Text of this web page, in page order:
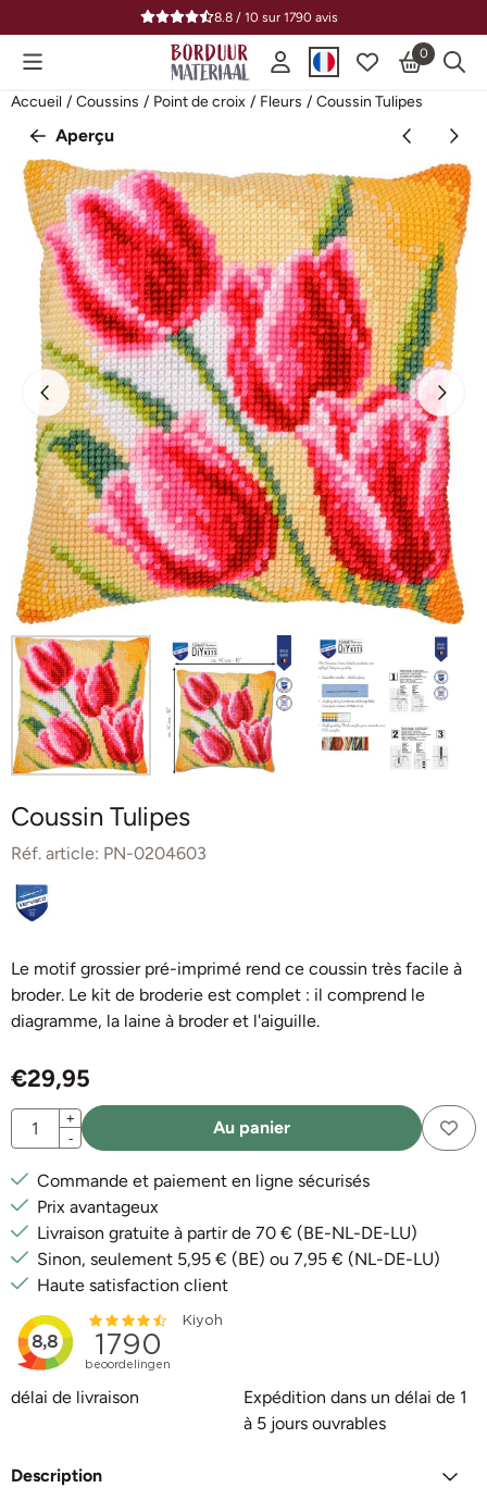
Préférences de cookies disponibles. Choisissez les
8.8 / 10sur 1790avis
0
Accueil / Coussins / Point de croix / Fleurs / Coussin Tulipes
Aperçu
Coussin Tulipes
Réf. article: PN-0204603
Le motif grossier pré-imprimé rend ce coussin très facile à
broder. Le kit de broderie est complet : il comprend le
diagramme, la laine à broder et l'aiguille.
€29,95
Quantité
+
-
Au panier
Commande et paiement en ligne sécurisés
Prix avantageux
Livraison gratuite à partir de 70 € (BE-NL-DE-LU)
Sinon, seulement 5,95 € (BE) ou 7,95 € (NL-DE-LU)
Haute satisfaction client
délai de livraison
Expédition dans un délai de 1
à 5 jours ouvrables
Description